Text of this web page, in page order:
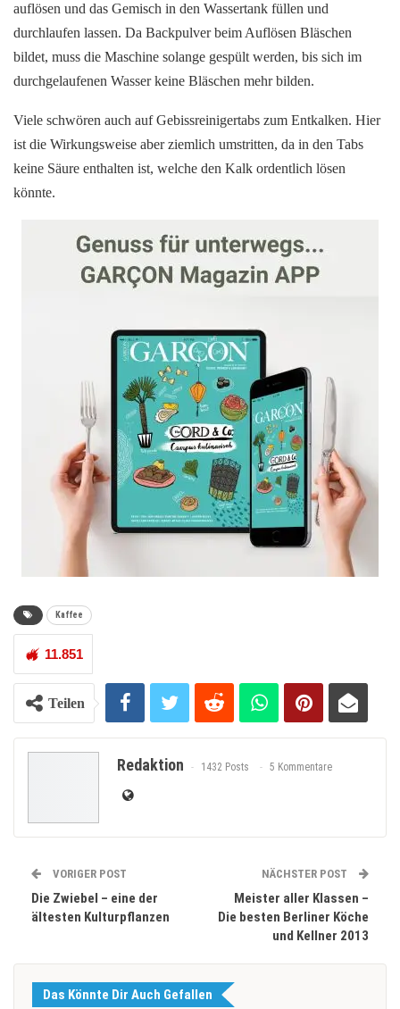
auflösen und das Gemisch in den Wassertank füllen und
durchlaufen lassen. Da Backpulver beim Auflösen Bläschen
bildet, muss die Maschine solange gespült werden, bis sich im
durchgelaufenen Wasser keine Bläschen mehr bilden.
Viele schwören auch auf Gebissreinigertabs zum Entkalken. Hier
ist die Wirkungsweise aber ziemlich umstritten, da in den Tabs
keine Säure enthalten ist, welche den Kalk ordentlich lösen
könnte.
Kaffee
11.851
Teilen
Redaktion 1432 Posts 5 Kommentare
VORIGER POST
Die Zwiebel – eine der
ältesten Kulturpflanzen
NÄCHSTER POST
Meister aller Klassen –
Die besten Berliner Köche
und Kellner 2013
Das Könnte Dir Auch Gefallen